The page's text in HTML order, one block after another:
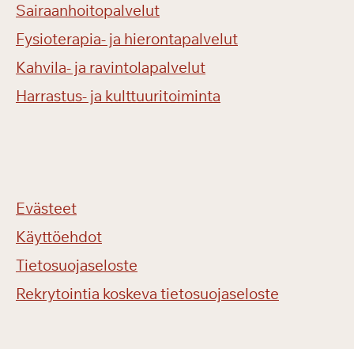
Sairaanhoitopalvelut
Fysioterapia- ja hierontapalvelut
Kahvila- ja ravintolapalvelut
Harrastus- ja kulttuuritoiminta
Evästeet
Käyttöehdot
Tietosuojaseloste
Rekrytointia koskeva tietosuojaseloste